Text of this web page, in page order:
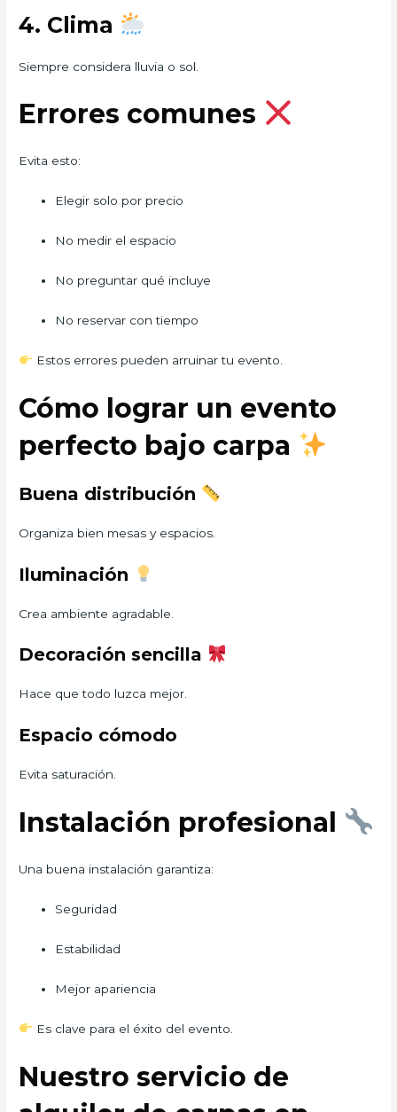
4. Clima
Siempre considera lluvia o sol.
Errores comunes
Evita esto:
Elegir solo por precio
No medir el espacio
No preguntar qué incluye
No reservar con tiempo
Estos errores pueden arruinar tu evento.
Cómo lograr un evento
perfecto bajo carpa
Buena distribución
Organiza bien mesas y espacios.
Iluminación
Crea ambiente agradable.
Decoración sencilla
Hace que todo luzca mejor.
Espacio cómodo
Evita saturación.
Instalación profesional
Una buena instalación garantiza:
Seguridad
Estabilidad
Mejor apariencia
Es clave para el éxito del evento.
Nuestro servicio de